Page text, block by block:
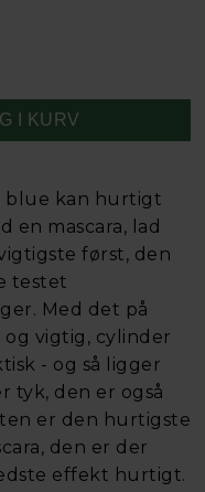
blue kan hurtigt
en mascara, lad
først, den
testet
Med det på
og vigtig, cylinder
- og så ligger
tyk, den er også
er den hurtigste
den er der
effekt hurtigt.